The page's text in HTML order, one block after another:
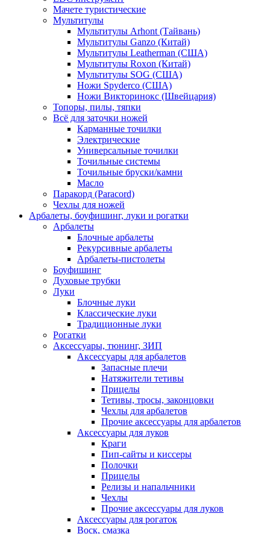
Мачете туристические
Мультитулы
Мультитулы Arhont (Тайвань)
Мультитулы Ganzo (Китай)
Мультитулы Leatherman (США)
Мультитулы Roxon (Китай)
Мультитулы SOG (США)
Ножи Spyderco (США)
Ножи Викторинокс (Швейцария)
Топоры, пилы, тяпки
Всё для заточки ножей
Карманные точилки
Электрические
Универсальные точилки
Точильные системы
Точильные бруски/камни
Масло
Паракорд (Paracord)
Чехлы для ножей
Арбалеты, боуфишинг, луки и рогатки
Арбалеты
Блочные арбалеты
Рекурсивные арбалеты
Арбалеты-пистолеты
Боуфишинг
Духовые трубки
Луки
Блочные луки
Классические луки
Традиционные луки
Рогатки
Аксессуары, тюнинг, ЗИП
Аксессуары для арбалетов
Запасные плечи
Натяжители тетивы
Прицелы
Тетивы, тросы, законцовки
Чехлы для арбалетов
Прочие аксессуары для арбалетов
Аксессуары для луков
Краги
Пип-сайты и киссеры
Полочки
Прицелы
Релизы и напальчники
Чехлы
Прочие аксессуары для луков
Аксессуары для рогаток
Воск, смазка